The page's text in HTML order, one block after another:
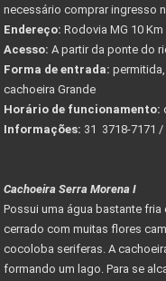
necessário comprar ingresso
Endereço: Rodovia MG 10 Km
Acesso: A partir da ponte do
Forma de entrada:
cachoeira Grande
Horário de funcionamento:
Informações: 31 3718-7171 /
Cachoeira Serra Morena I
Possui uma água bastante
cerrado com muitas flores
cocoloba seriferas. A
formando um lago. Para se